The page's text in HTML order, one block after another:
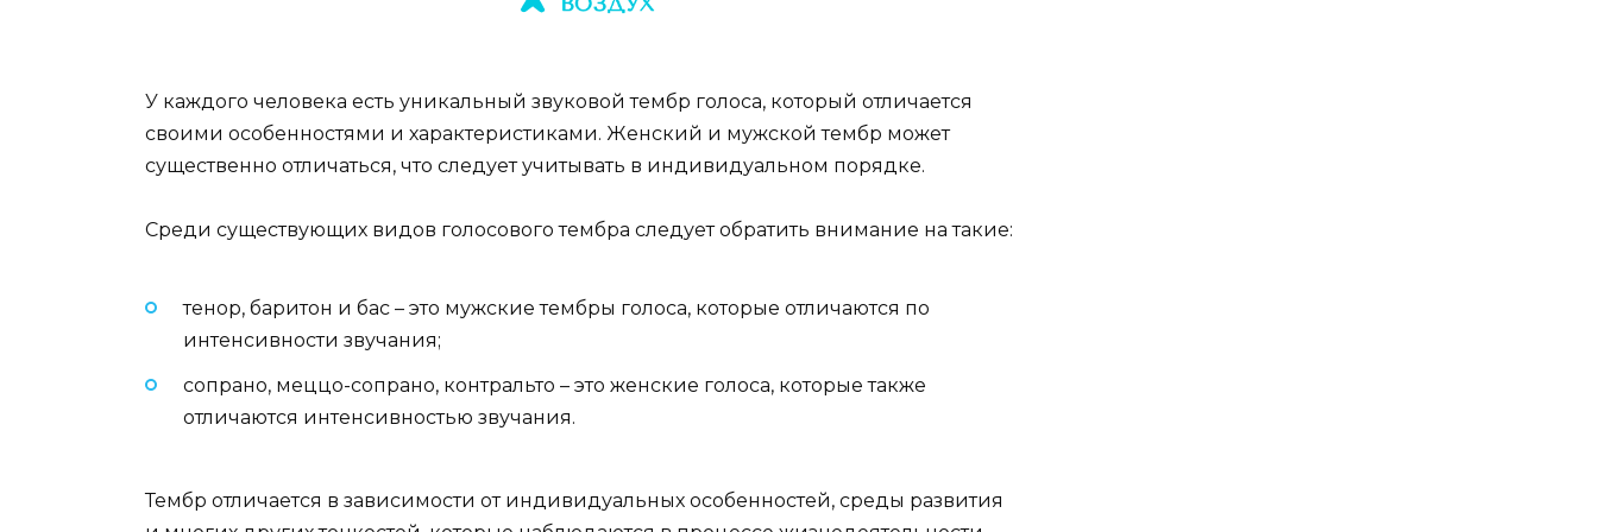
У каждого человека есть уникальный звуковой тембр голоса, который отличается
своими особенностями и характеристиками. Женский и мужской тембр может
существенно отличаться, что следует учитывать в индивидуальном порядке.
Среди существующих видов голосового тембра следует обратить внимание на такие:
тенор, баритон и бас – это мужские тембры голоса, которые отличаются по
интенсивности звучания;
сопрано, меццо-сопрано, контральто – это женские голоса, которые также
отличаются интенсивностью звучания.
Тембр отличается в зависимости от индивидуальных особенностей, среды развития